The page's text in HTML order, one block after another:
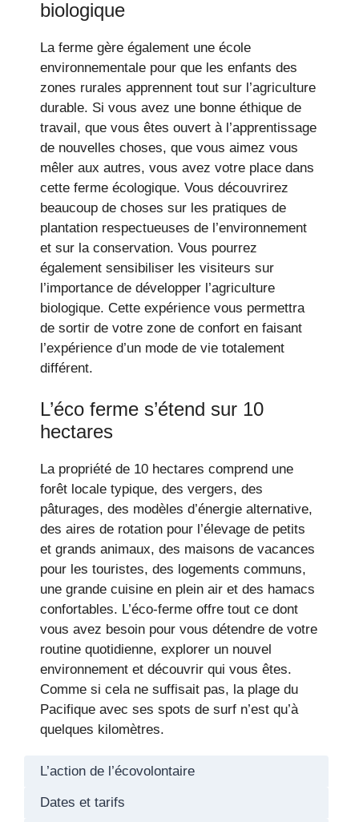
biologique
La ferme gère également une école
environnementale pour que les enfants des
zones rurales apprennent tout sur l’agriculture
durable. Si vous avez une bonne éthique de
travail, que vous êtes ouvert à l’apprentissage
de nouvelles choses, que vous aimez vous
mêler aux autres, vous avez votre place dans
cette ferme écologique. Vous découvrirez
beaucoup de choses sur les pratiques de
plantation respectueuses de l’environnement
et sur la conservation. Vous pourrez
également sensibiliser les visiteurs sur
l’importance de développer l’agriculture
biologique. Cette expérience vous permettra
de sortir de votre zone de confort en faisant
l’expérience d’un mode de vie totalement
différent.
L’éco ferme s’étend sur 10
hectares
La propriété de 10 hectares comprend une
forêt locale typique, des vergers, des
pâturages, des modèles d’énergie alternative,
des aires de rotation pour l’élevage de petits
et grands animaux, des maisons de vacances
pour les touristes, des logements communs,
une grande cuisine en plein air et des hamacs
confortables. L’éco-ferme offre tout ce dont
vous avez besoin pour vous détendre de votre
routine quotidienne, explorer un nouvel
environnement et découvrir qui vous êtes.
Comme si cela ne suffisait pas, la plage du
Pacifique avec ses spots de surf n’est qu’à
quelques kilomètres.
L’action de l’écovolontaire
Dates et tarifs